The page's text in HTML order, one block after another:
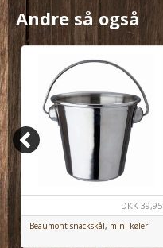
Andre så også
DKK 39,95
Beaumont snackskål, mini-køler